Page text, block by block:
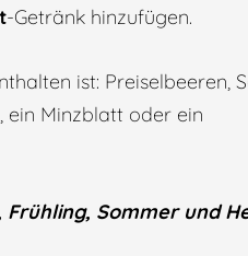
-Getränk hinzufügen.
ist: Preiselbeeren,
ein Minzblatt oder ein
Sommer und